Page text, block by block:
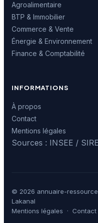
Agroalimentaire
BTP & Immobilier
Commerce & Vente
Énergie & Environnement
Finance & Comptabilité
INFORMATIONS
À propos
Contact
Mentions légales
Sources : INSEE /
© 2026 annuaire-
Lakanal
Mentions légales · Contact